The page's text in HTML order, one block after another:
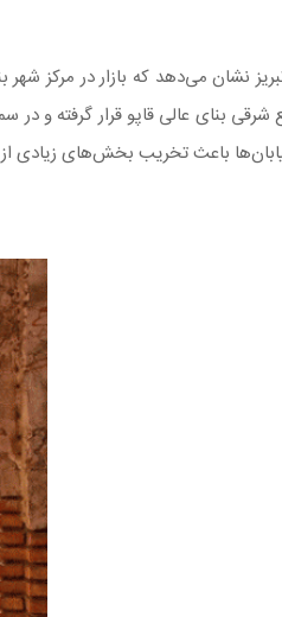
نشان می‌دهد که بازار در مرکز
شرقی بنای عالی قاپو قرار گرفته
باعث تخریب بخش‌های زیادی از